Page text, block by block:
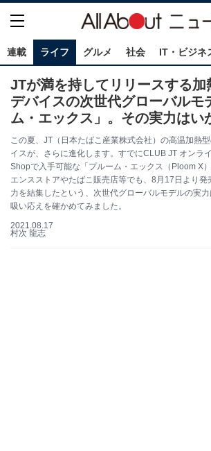
連載 ライフ グルメ 社会 IT・ビジネ
JTが満を持してリリースする加
デバイスの次世代グローバルモ
ム・エックス」。その実力はい
この夏、JT（日本たばこ産業株式会社）の高温加熱
イスが、さらに進化します。すでにCLUB JT オンラ
Shopで入手可能な「プルーム・エックス（Ploom X
エンスストアやたばこ販売店等でも、8月17日より発
力を結集したという、次世代グローバルモデルの実
吸い応えを確かめてみました。
2021.08.17
村次 龍志